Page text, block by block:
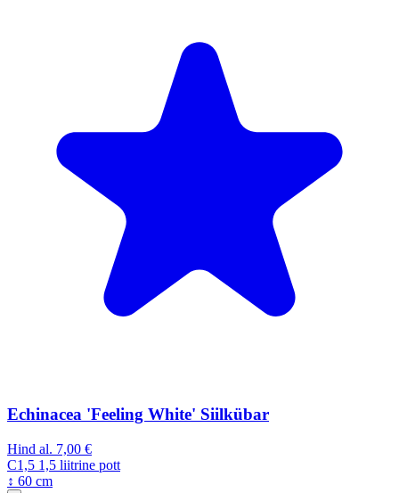
Echinacea 'Feeling White' Siilkübar
Hind al. 7,00 €
C1,5 1,5 liitrine pott
↕ 60 cm